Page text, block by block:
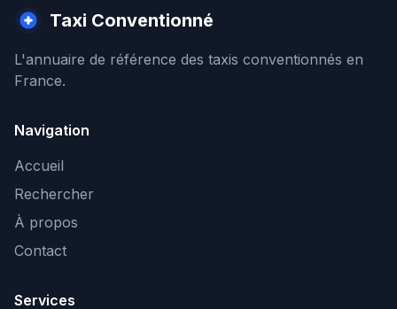
Taxi Conventionné
L'annuaire de référence des taxis conventionnés en
France.
Navigation
Accueil
Rechercher
À propos
Contact
Services